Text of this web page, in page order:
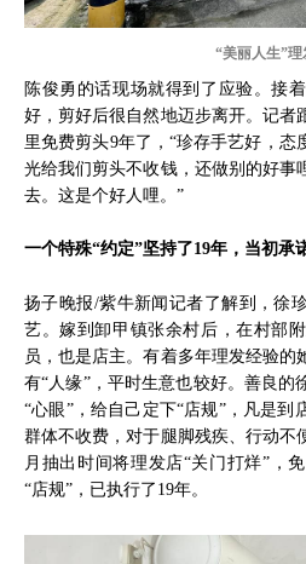
“美丽人生”理
陈俊勇的话现场就得到了应验。接
好，剪好后很自然地迈步离开。记者
里免费剪头9年了，“珍存手艺好，态
光给我们剪头不收钱，还做别的好事
去。这是个好人哩。”
一个特殊“约定”坚持了19年，当初承
扬子晚报/紫牛新闻记者了解到，徐
艺。嫁到卸甲镇张余村后，在村部
员，也是店主。有着多年理发经验的
有“人缘”，平时生意也较好。善良的
“心眼”，给自己定下“店规”，凡是
群体不收费，对于腿脚残疾、行动不
月抽出时间将理发店“关门打烊”，
“店规”，已执行了19年。